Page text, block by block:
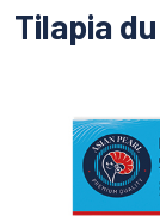
Tilapia